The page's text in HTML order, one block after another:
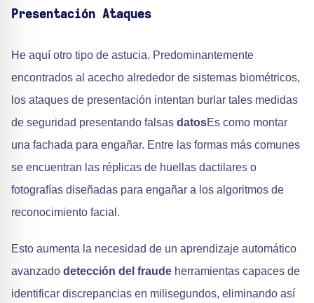
Presentación Ataques
He aquí otro tipo de astucia. Predominantemente
encontrados al acecho alrededor de sistemas biométricos,
los ataques de presentación intentan burlar tales medidas
de seguridad presentando falsas datosEs como montar
una fachada para engañar. Entre las formas más comunes
se encuentran las réplicas de huellas dactilares o
fotografías diseñadas para engañar a los algoritmos de
reconocimiento facial.
Esto aumenta la necesidad de un aprendizaje automático
avanzado detección del fraude herramientas capaces de
identificar discrepancias en milisegundos, eliminando así